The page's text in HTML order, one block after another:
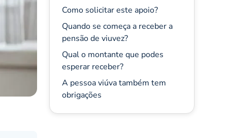
Como solicitar este apoio?
Quando se começa a receber a
pensão de viuvez?
Qual o montante que podes
esperar receber?
A pessoa viúva também tem
obrigações